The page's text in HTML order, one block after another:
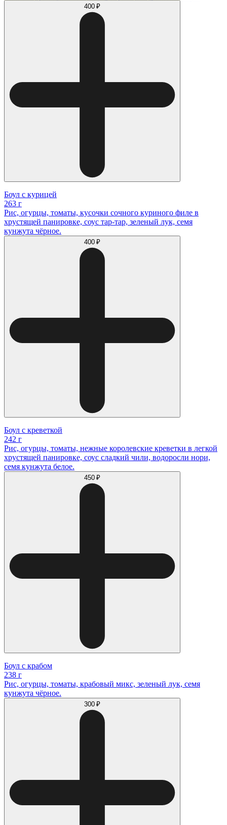
400 ₽
Боул с курицей
263 г
Рис, огурцы, томаты, кусочки сочного куриного филе в
хрустящей панировке, соус тар-тар, зеленый лук, семя
кунжута чёрное.
400 ₽
Боул с креветкой
242 г
Рис, огурцы, томаты, нежные королевские креветки в легкой
хрустящей панировке, соус сладкий чили, водоросли нори,
семя кунжута белое.
450 ₽
Боул с крабом
238 г
Рис, огурцы, томаты, крабовый микс, зеленый лук, семя
кунжута чёрное.
300 ₽